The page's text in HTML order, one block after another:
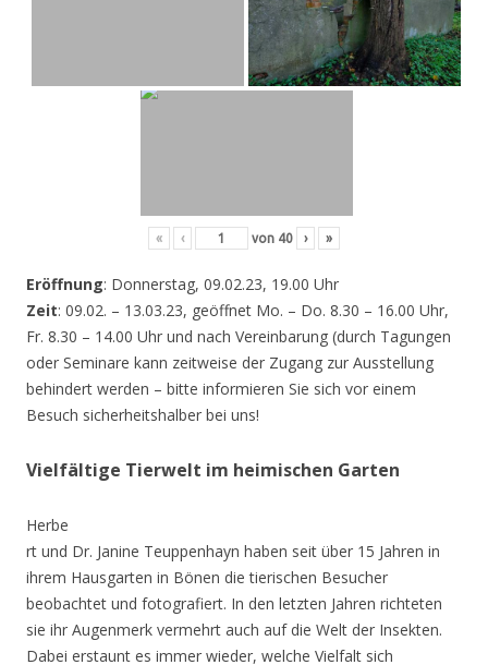
« ‹ von 40 › »
Eröffnung: Donnerstag, 09.02.23, 19.00 Uhr
Zeit: 09.02. – 13.03.23, geöffnet Mo. – Do. 8.30 – 16.00 Uhr,
Fr. 8.30 – 14.00 Uhr und nach Vereinbarung (durch Tagungen
oder Seminare kann zeitweise der Zugang zur Ausstellung
behindert werden – bitte informieren Sie sich vor einem
Besuch sicherheitshalber bei uns!
Vielfältige Tierwelt im heimischen Garten
Herbe
rt und Dr. Janine Teuppenhayn haben seit über 15 Jahren in
ihrem Hausgarten in Bönen die tierischen Besucher
beobachtet und fotografiert. In den letzten Jahren richteten
sie ihr Augenmerk vermehrt auch auf die Welt der Insekten.
Dabei erstaunt es immer wieder, welche Vielfalt sich